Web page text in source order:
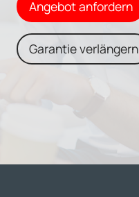
Angebot anfordern
Garantie verlängern